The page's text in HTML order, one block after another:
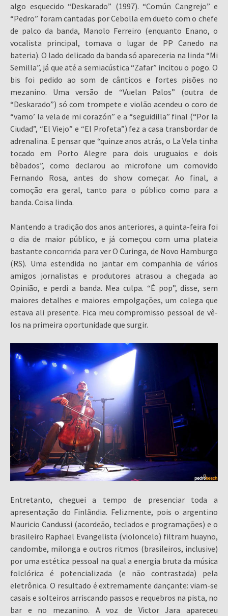
algo esquecido “Deskarado” (1997). “Común Cangrejo” e
“Pedro” foram cantadas por Cebolla em dueto com o chefe
de palco da banda, Manolo Ferreiro (enquanto Enano, o
vocalista principal, tomava o lugar de PP Canedo na
bateria). O lado delicado da banda só apareceria na linda “Mi
Semilla”, já que até a semiacústica “Zafar” incitou o pogo. O
bis foi pedido ao som de cânticos e fortes pisões no
mezanino. Uma versão de “Vuelan Palos” (outra de
“Deskarado”) só com trompete e violão acendeu o coro de
“vamo’ la vela de mi corazón” e a “seguidilla” final (“Por la
Ciudad”, “El Viejo” e “El Profeta”) fez a casa transbordar de
adrenalina. E pensar que “quinze anos atrás, o La Vela tinha
tocado em Porto Alegre para dois uruguaios e dois
bêbados”, como declarou ao microfone um comovido
Fernando Rosa, antes do show começar. Ao final, a
comoção era geral, tanto para o público como para a
banda. Coisa linda.
Mantendo a tradição dos anos anteriores, a quinta-feira foi
o dia de maior público, e já começou com uma plateia
bastante concorrida para ver O Curinga, de Novo Hamburgo
(RS). Uma estendida no jantar em companhia de vários
amigos jornalistas e produtores atrasou a chegada ao
Opinião, e perdi a banda. Mea culpa. “É pop”, disse, sem
maiores detalhes e maiores empolgações, um colega que
estava ali presente. Fica meu compromisso pessoal de vê-
los na primeira oportunidade que surgir.
Entretanto, cheguei a tempo de presenciar toda a
apresentação do Finlândia. Felizmente, pois o argentino
Mauricio Candussi (acordeão, teclados e programações) e o
brasileiro Raphael Evangelista (violoncelo) filtram huayno,
candombe, milonga e outros ritmos (brasileiros, inclusive)
por uma estética pessoal na qual a energia bruta da música
folclórica é potencializada (e não contrastada) pela
eletrônica. O resultado é extremamente dançante: viam-se
casais e solteiros arriscando passos e requebros na pista, no
bar e no mezanino. A voz de Victor Jara apareceu